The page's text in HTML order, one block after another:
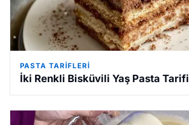
PASTA TARIFLERI
İki Renkli Bisküvili Yaş Pasta Tarifi